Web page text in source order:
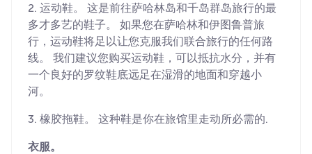
2. 运动鞋。 这是前往萨哈林岛和千岛群岛旅行的最
多才多艺的鞋子。 如果您在萨哈林和伊图鲁普旅
行，运动鞋将足以让您克服我们联合旅行的任何路
线。 我们建议您购买运动鞋，可以抵抗水分，并有
一个良好的罗纹鞋底远足在湿滑的地面和穿越小
河。
3. 橡胶拖鞋。 这种鞋是你在旅馆里走动所必需的.
衣服。